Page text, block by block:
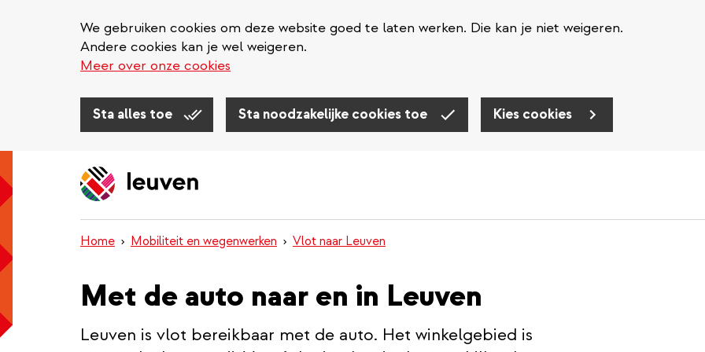
We gebruiken cookies om deze website goed te laten werken. Die kan je niet weigeren.
Andere cookies kan je wel weigeren.
Meer over onze cookies
Sta alles toe Sta noodzakelijke cookies toe Kies cookies
Home Mobiliteit en wegenwerken Vlot naar Leuven
Met de auto naar en in Leuven
Leuven is vlot bereikbaar met de auto. Het winkelgebied is